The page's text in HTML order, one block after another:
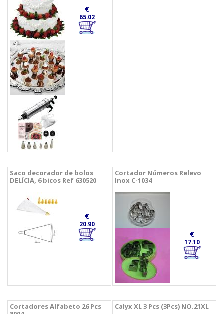
€
65.02
Saco decorador de bolos
DELÍCIA, 6 bicos Ref 630520
€
20.90
Cortador Números Relevo
Inox C-1034
€
17.10
Cortadores Alfabeto 26 Pcs
Calyx XL 3 Pcs (3Pcs) NO.21XL